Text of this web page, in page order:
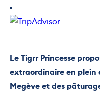
Le Tigrr Princesse
extraordinaire en plein
Megève et des